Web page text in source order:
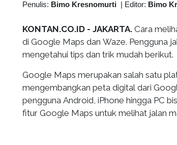
Penulis: Bimo Kresnomurti | Editor: Bimo
KONTAN.CO.ID - JAKARTA. Cara
di Google Maps dan Waze. Pengguna
mengetahui tips dan trik mudah berikut.
Google Maps merupakan salah satu
mengembangkan peta digital dari
pengguna Android, iPhone hingga PC
fitur Google Maps untuk melihat jalan